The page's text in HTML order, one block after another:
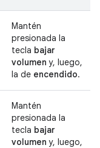
Mantén
presionada la
tecla bajar
volumen y, luego,
la de encendido.
Mantén
presionada la
tecla bajar
volumen y, luego,